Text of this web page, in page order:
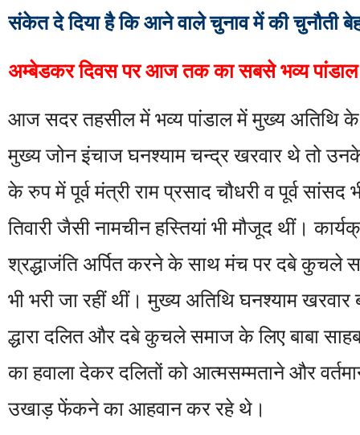
संकेत दे दिया है कि आने वाले चुनाव में की चुनौती
अम्बेडकर दिवस पर आज तक का सबसे भव्य पांडाल
आज सदर तहसील में भव्य पांडाल में मुख्य अतिथि
मुख्य जोन इंचाज घनश्याम चन्द्र खरवार थे तो
के रुप में पूर्व मंत्री राम प्रसाद चौधरी व पूर्व
तिवारी जैसी नामचीन हस्तियां भी मौजूद थीं।
श्रद्धाजंति अर्पित करने के साथ मंच पर दबे कुचले
भी भरी जा रहीं थीं। मुख्य अतिथि घनश्याम
द्धारा दलित और दबे कुचले समाज के लिए बाबा साहब
का हवाला देकर दलितों को आत्मसम्मताने और
उखाड़ फेंकने का आहवान कर रहे थे।